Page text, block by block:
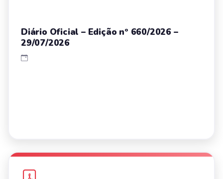
Diário Oficial – Edição nº 660/2026 –
29/07/2026